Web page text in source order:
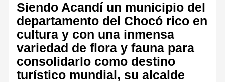
Siendo Acandí un municipio del
departamento del Chocó rico en
cultura y con una inmensa
variedad de flora y fauna para
consolidarlo como destino
turístico mundial, su alcalde